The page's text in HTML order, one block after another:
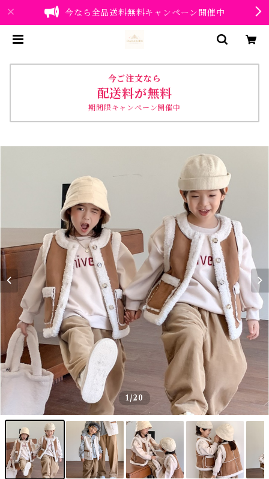
今なら全品送料無料キャンペーン開催中
今ご注文なら
配送料が無料
期間限キャンペーン開催中
1/20